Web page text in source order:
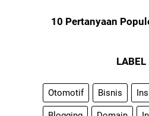
10 Pertanyaan
LABEL
Otomotif Bisnis